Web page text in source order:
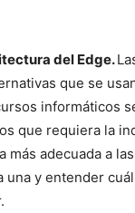
del Edge.
que se
informáticos
que requiera la
más adecuada a
una y entender